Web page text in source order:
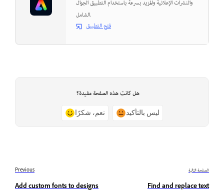
والنشرات الإعلانية والمزيد بسرعة باستخدام التطبيق الجوال
الشامل.
فتح التطبيق
هل كانت هذه الصفحة مفيدة؟
نعم، شكرًا ليس بالتأكيد
Previous
Add custom fonts to designs
الصفحة التالية
Find and replace text